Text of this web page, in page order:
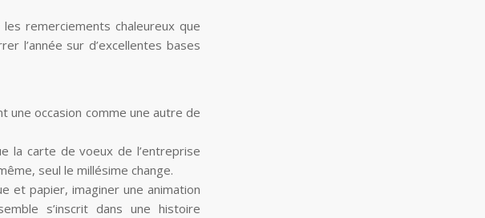
remerciements chaleureux que
l’année sur d’excellentes bases
une occasion comme une autre de
la carte de voeux de l’entreprise
seul le millésime change.
et papier, imaginer une animation
s’inscrit dans une histoire